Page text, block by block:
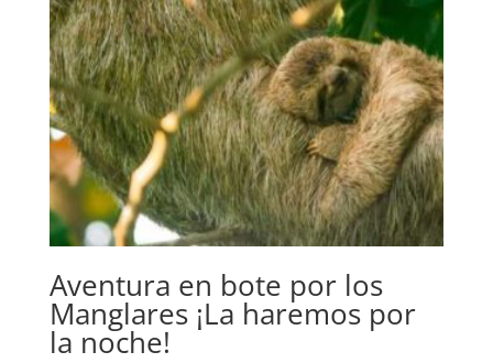
Aventura en bote por los
Manglares ¡La haremos por
la noche!